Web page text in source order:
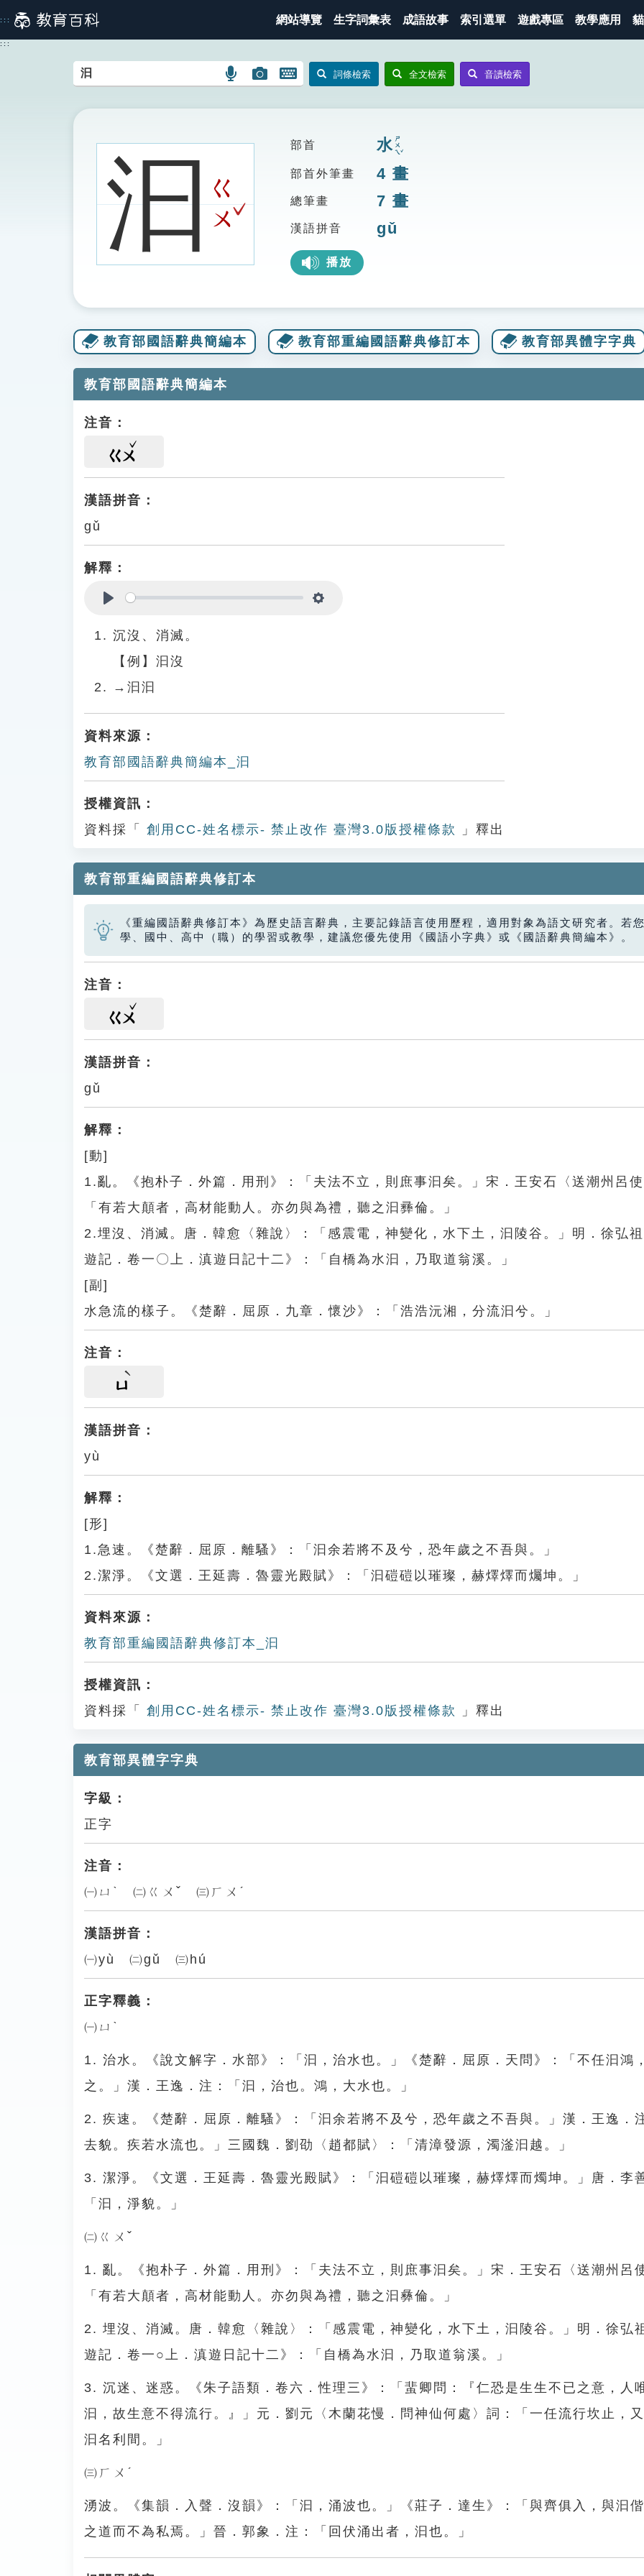
到
主
::: 網站導覽 生字詞彙表 成語故事 索引選單 遊戲專區 教學應用
:::
語
搜
圖
圖
搜
開
鍵
圖
詞條檢索 全文檢索 音讀檢索
汩ㄍ
ㄨ
ˇ
部首 水ㄕㄨㄟˇ
部首外筆畫 4 畫
總筆畫 7 畫
漢語拼音 gǔ
播放
教育部國語辭典簡編本 教育部重編國語辭典修訂本 教育部異體字字典
教育部國語辭典簡編本
注音：
ㄍㄨ
漢語拼音：
gǔ
解釋：
沉沒、消滅。
【例】汩沒
→汩汩
資料來源：
教育部國語辭典簡編本_汩
授權資訊：
資料採「
創用CC-姓名標示- 禁止改作 臺灣3.0版授權條款 」釋出
教育部重編國語辭典修訂本
《重編國語辭典修訂本》為歷史語言辭典，主要記錄語言使用歷程，適用對象為語文研究者。若
學、國中、高中（職）的學習或教學，建議您優先使用《國語小字典》或《國語辭典簡編本》。
注音：
ㄍㄨ
漢語拼音：
gǔ
解釋：
[動]
1.亂。《抱朴子．外篇．用刑》：「夫法不立，則庶事汩矣。」宋．王安石〈送潮州呂
「有若大顛者，高材能動人。亦勿與為禮，聽之汩彞倫。」
2.埋沒、消滅。唐．韓愈〈雜說〉：「感震電，神變化，水下土，汩陵谷。」明．徐弘
遊記．卷一〇上．滇遊日記十二》：「自橋為水汩，乃取道翁溪。」
[副]
水急流的樣子。《楚辭．屈原．九章．懷沙》：「浩浩沅湘，分流汩兮。」
注音：
ㄩ
漢語拼音：
yù
解釋：
[形]
1.急速。《楚辭．屈原．離騷》：「汩余若將不及兮，恐年歲之不吾與。」
2.潔淨。《文選．王延壽．魯靈光殿賦》：「汩磑磑以璀璨，赫燡燡而爥坤。」
資料來源：
教育部重編國語辭典修訂本_汩
授權資訊：
資料採「
創用CC-姓名標示- 禁止改作 臺灣3.0版授權條款 」釋出
教育部異體字字典
字級：
正字
注音：
㈠ㄩˋ ㈡ㄍㄨˇ ㈢ㄏㄨˊ
漢語拼音：
㈠yù ㈡gǔ ㈢hú
正字釋義：
㈠ㄩˋ
1. 治水。《說文解字．水部》：「汩，治水也。」《楚辭．屈原．天問》：「不任汩鴻
之。」漢．王逸．注：「汩，治也。鴻，大水也。」
2. 疾速。《楚辭．屈原．離騷》：「汩余若將不及兮，恐年歲之不吾與。」漢．王逸．
去貌。疾若水流也。」三國魏．劉劭〈趙都賦〉：「清漳發源，濁滏汩越。」
3. 潔淨。《文選．王延壽．魯靈光殿賦》：「汩磑磑以璀璨，赫燡燡而燭坤。」唐．李
「汩，淨貌。」
㈡ㄍㄨˇ
1. 亂。《抱朴子．外篇．用刑》：「夫法不立，則庶事汩矣。」宋．王安石〈送潮州呂
「有若大顛者，高材能動人。亦勿與為禮，聽之汩彝倫。」
2. 埋沒、消滅。唐．韓愈〈雜說〉：「感震電，神變化，水下土，汩陵谷。」明．徐弘
遊記．卷一○上．滇遊日記十二》：「自橋為水汩，乃取道翁溪。」
3. 沉迷、迷惑。《朱子語類．卷六．性理三》：「蜚卿問：『仁恐是生生不已之意，人
汩，故生意不得流行。』」元．劉元〈木蘭花慢．問神仙何處〉詞：「一任流行坎止，
汩名利間。」
㈢ㄏㄨˊ
湧波。《集韻．入聲．沒韻》：「汩，涌波也。」《莊子．達生》：「與齊俱入，與汩
之道而不為私焉。」晉．郭象．注：「回伏涌出者，汩也。」